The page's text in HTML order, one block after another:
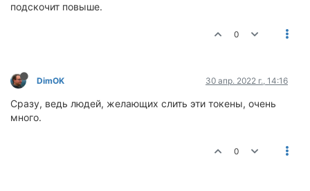
подскочит повыше.
0
DimOK 30 апр. 2022 г., 14:16
Сразу, ведь людей, желающих слить эти токены, очень
много.
0